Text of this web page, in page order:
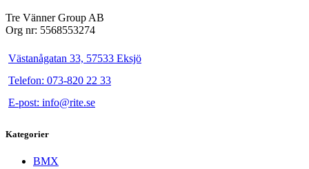
Tre Vänner Group AB
Org nr: 5568553274
Västanågatan 33, 57533 Eksjö
Telefon: 073-820 22 33
E-post: info@rite.se
Kategorier
BMX